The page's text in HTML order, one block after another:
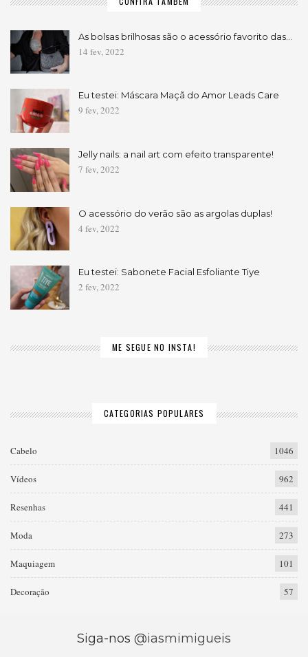
As bolsas brilhosas são o acessório favorito das…
14 fev, 2022
Eu testei: Máscara Maçã do Amor Leads Care
9 fev, 2022
Jelly nails: a nail art com efeito transparente!
7 fev, 2022
O acessório do verão são as argolas duplas!
4 fev, 2022
Eu testei: Sabonete Facial Esfoliante Tiye
2 fev, 2022
ME SEGUE NO INSTA!
CATEGORIAS POPULARES
Cabelo 1046
Vídeos 962
Resenhas 441
Moda 273
Maquiagem 101
Decoração 57
Siga-nos @iasmimigueis